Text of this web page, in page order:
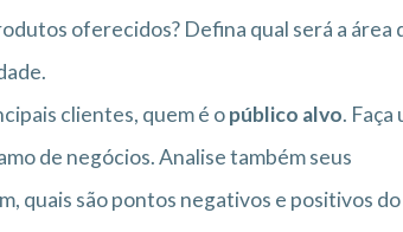
oferecidos? Defina qual será a área
clientes, quem é opúblico alvo. Faça
de negócios. Analise também seus
quais são pontos negativos e positivos